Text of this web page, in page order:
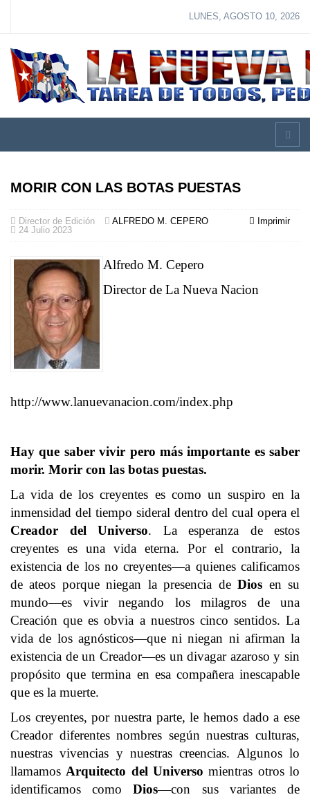
LUNES, AGOSTO 10, 2026
MORIR CON LAS BOTAS PUESTAS
Imprimir
Director de Edición
ALFREDO M. CEPERO
24 Julio 2023
Alfredo M. Cepero
Director de La Nueva Nacion
http://www.lanuevanacion.com/index.php
Hay que saber vivir pero más importante es saber
morir. Morir con las botas puestas.
La vida de los creyentes es como un suspiro en la
inmensidad del tiempo sideral dentro del cual opera el
Creador del Universo. La esperanza de estos
creyentes es una vida eterna. Por el contrario, la
existencia de los no creyentes—a quienes calificamos
de ateos porque niegan la presencia deDios en su
mundo—es vivir negando los milagros de una
Creación que es obvia a nuestros cinco sentidos. La
vida de los agnósticos—que ni niegan ni afirman la
existencia de un Creador—es un divagar azaroso y sin
propósito que termina en esa compañera inescapable
que es la muerte.
Los creyentes, por nuestra parte, le hemos dado a ese
Creador diferentes nombres según nuestras culturas,
nuestras vivencias y nuestras creencias. Algunos lo
llamamos Arquitecto del Universo mientras otros lo
identificamos comoDios—con sus variantes de